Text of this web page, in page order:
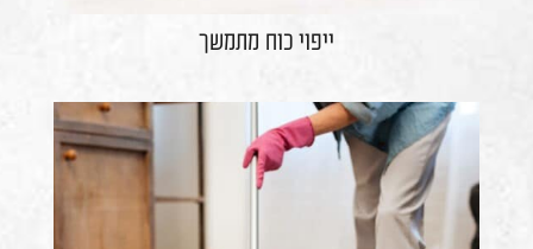
ייפוי כוח מתמשך